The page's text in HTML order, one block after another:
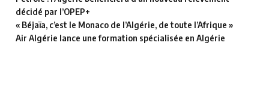
décidé par l’OPEP+
« Béjaïa, c’est le Monaco de l’Algérie, de toute l’Afrique »
Air Algérie lance une formation spécialisée en Algérie